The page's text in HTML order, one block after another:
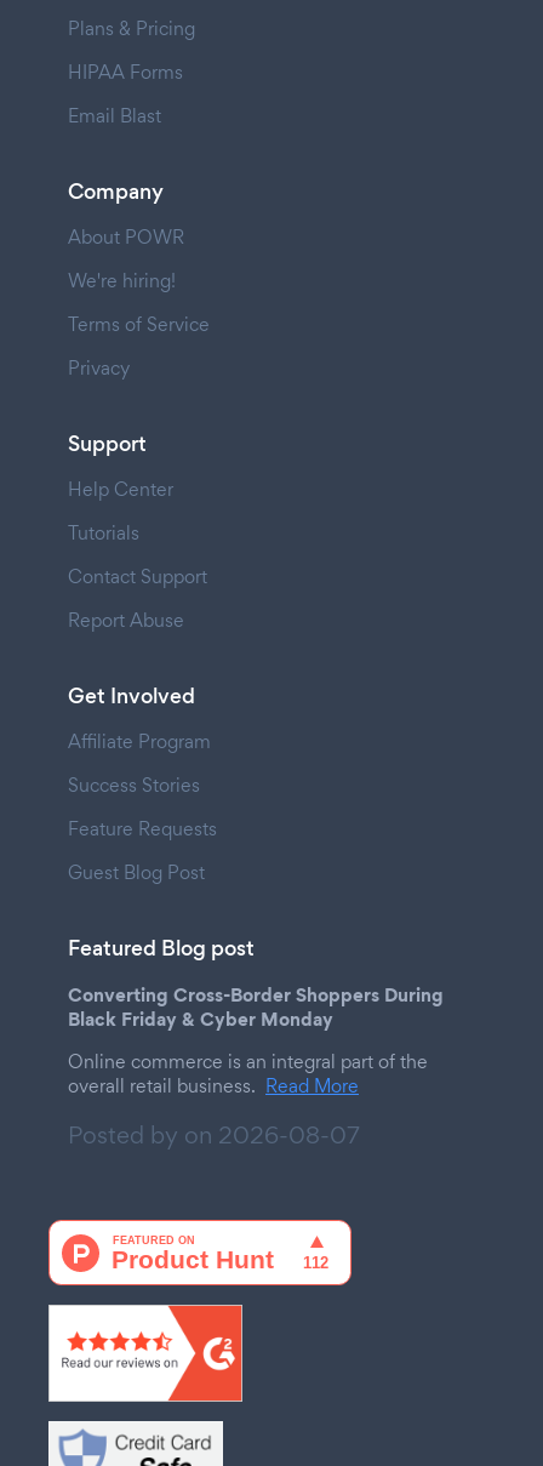
Plans & Pricing
HIPAA Forms
Email Blast
Company
About POWR
We're hiring!
Terms of Service
Privacy
Support
Help Center
Tutorials
Contact Support
Report Abuse
Get Involved
Affiliate Program
Success Stories
Feature Requests
Guest Blog Post
Featured Blog post
Converting Cross-Border Shoppers During
Black Friday & Cyber Monday
Online commerce is an integral part of the
overall retail business. Read More
Posted by on 2026-08-07